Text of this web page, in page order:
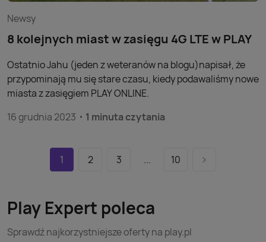
Newsy
8 kolejnych miast w zasięgu 4G LTE w PLAY
Ostatnio Jahu (jeden z weteranów na blogu)napisał, że
przypominają mu się stare czasu, kiedy podawaliśmy nowe
miasta z zasięgiem PLAY ONLINE.
16 grudnia 2023
1 minuta czytania
1 2 3 ... 10
Play Expert poleca
Sprawdź najkorzystniejsze oferty na play.pl